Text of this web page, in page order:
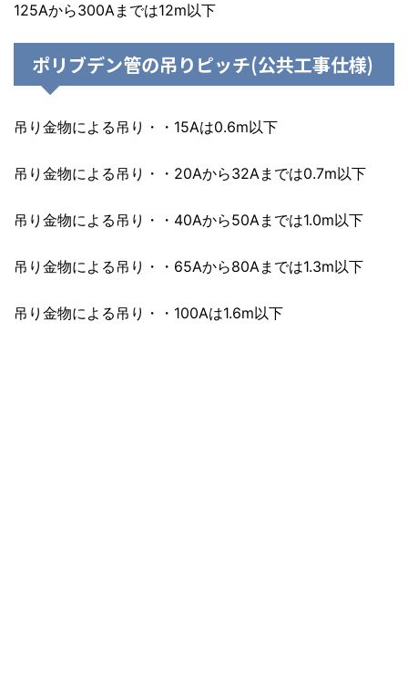
125Aから300Aまでは12m以下
ポリブデン管の吊りピッチ(公共工事仕様)
吊り金物による吊り・・15Aは0.6m以下
吊り金物による吊り・・20Aから32Aまでは0.7m以下
吊り金物による吊り・・40Aから50Aまでは1.0m以下
吊り金物による吊り・・65Aから80Aまでは1.3m以下
吊り金物による吊り・・100Aは1.6m以下